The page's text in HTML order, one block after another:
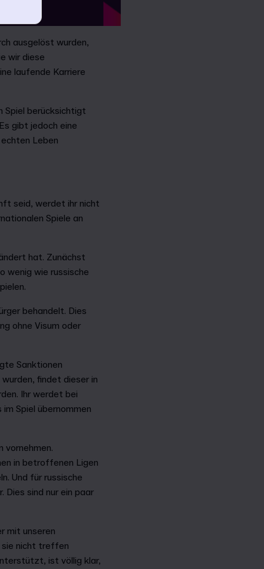
ausgelöst wurden,
wir diese
laufende Karriere
Spiel berücksichtigt
gibt jedoch eine
Leben
seid, werdet ihr nicht
Spiele an
hat. Zunächst
wenig wie russische
behandelt. Dies
ohne Visum oder
Sanktionen
findet dieser in
Ihr werdet bei
Spiel übernommen
vornehmen.
in betroffenen Ligen
Und für russische
sind nur ein paar
mit unseren
sie nicht treffen
ist völlig klar,